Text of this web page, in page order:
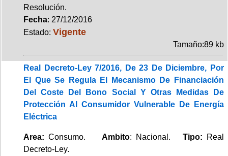
Resolución.
Fecha: 27/12/2016
Estado: Vigente
Tamaño:89 kb
Real Decreto-Ley 7/2016, De 23 De Diciembre, Por
El Que Se Regula El Mecanismo De Financiación
Del Coste Del Bono Social Y Otras Medidas De
Protección Al Consumidor Vulnerable De Energía
Eléctrica
Area: Consumo. Ambito: Nacional. Tipo:
Real
Decreto-Ley.